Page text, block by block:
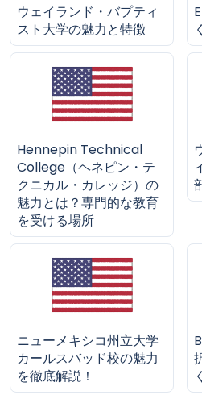
ウェイランド・バプティ
スト大学の魅力と特徴
Hennepin Technical
College（ヘネピン・テ
クニカル・カレッジ）の
魅力とは？専門的な教育
を受ける場所
ニューメキシコ州立大学
カールスバッド校の魅力
を徹底解説！